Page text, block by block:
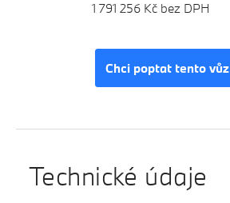
1 791 256 Kč bez DPH
Chci poptat tento vůz
Technické údaje